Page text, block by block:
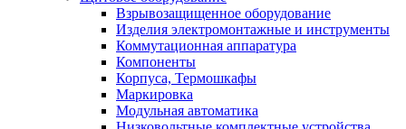
Взрывозащищенное оборудование
Изделия электромонтажные и инструменты
Коммутационная аппаратура
Компоненты
Корпуса, Термошкафы
Маркировка
Модульная автоматика